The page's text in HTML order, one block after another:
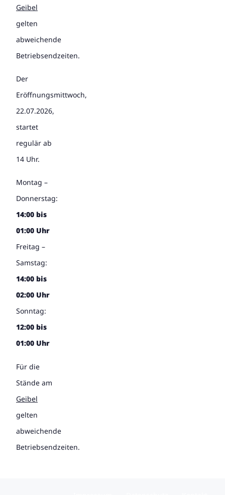
Geibel
gelten
abweichende
Betriebsendzeiten.
Der
Eröffnungsmittwoch,
22.07.2026,
startet
regulär ab
14 Uhr.
Montag –
Donnerstag:
14:00 bis
01:00 Uhr
Freitag –
Samstag:
14:00 bis
02:00 Uhr
Sonntag:
12:00 bis
01:00 Uhr
Für die
Stände am
Geibel
gelten
abweichende
Betriebsendzeiten.